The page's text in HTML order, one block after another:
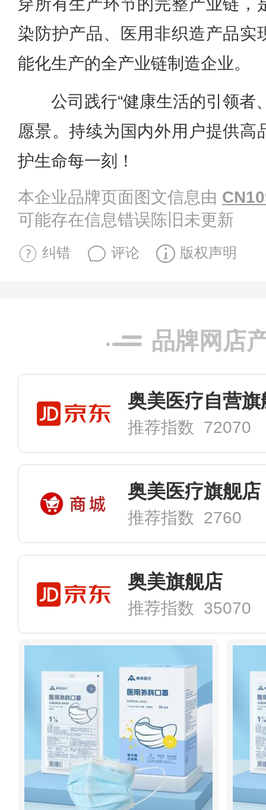
染防护产品、医用非织造产品实
能化生产的全产业链制造企业。
公司践行“健康生活的引领者
愿景。持续为国内外用户提供高
护生命每一刻！
本企业品牌页面图文信息由
可能存在信息错误陈旧未更新
纠错 评论 版权声明
品牌网店
奥美医疗自营旗
推荐指数 72070
奥美医疗旗舰店
推荐指数 2760
奥美旗舰店
推荐指数 35070